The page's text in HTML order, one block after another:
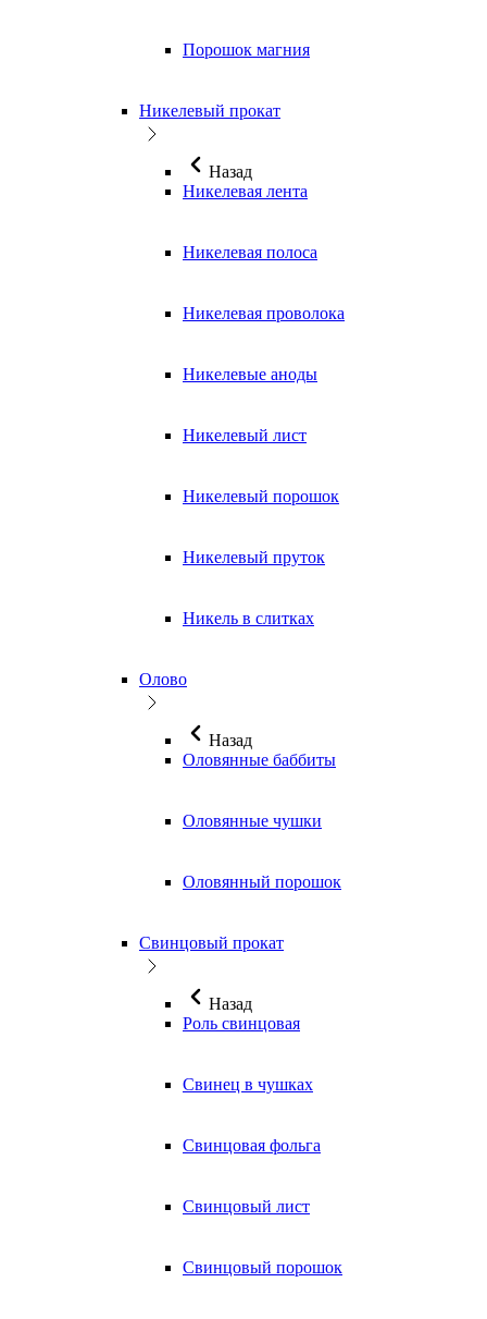
Порошок магния
Никелевый прокат
Назад
Никелевая лента
Никелевая полоса
Никелевая проволока
Никелевые аноды
Никелевый лист
Никелевый порошок
Никелевый пруток
Никель в слитках
Олово
Назад
Оловянные баббиты
Оловянные чушки
Оловянный порошок
Свинцовый прокат
Назад
Роль свинцовая
Свинец в чушках
Свинцовая фольга
Свинцовый лист
Свинцовый порошок